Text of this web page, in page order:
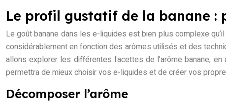
Le profil gustatif de la banane :
Le goût banane dans les e-liquides est bien plus complexe
considérablement en fonction des arômes utilisés et des
allons explorer les différentes facettes de l’arôme banane,
permettra de mieux choisir vos e-liquides et de créer vos
Décomposer l’arôme